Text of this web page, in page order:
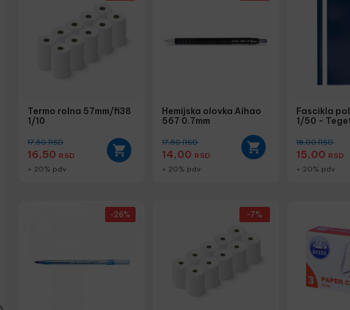
Termo rolna 57mm/fi38
1/10
17,50RSD
16,50 RSD
+ 20% pdv
Hemijska olovka Aihao
567 0.7mm
17,50RSD
14,00 RSD
+ 20% pdv
Fascikla
1/50 -
18,00RSD
15,00 RSD
+ 20% pdv
-26% -7%